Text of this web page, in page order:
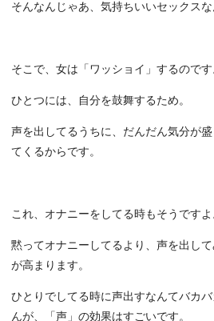
そんなんじゃあ、気持ちいいセックスな
そこで、女は「ワッショイ」するのです
ひとつには、自分を鼓舞するため。
声を出してるうちに、だんだん気分が
てくるからです。
これ、オナニーをしてる時もそうですよ
黙ってオナニーしてるより、声を出し
が高まります。
ひとりでしてる時に声出すなんてバカ
んが、「声」の効果はすごいです。